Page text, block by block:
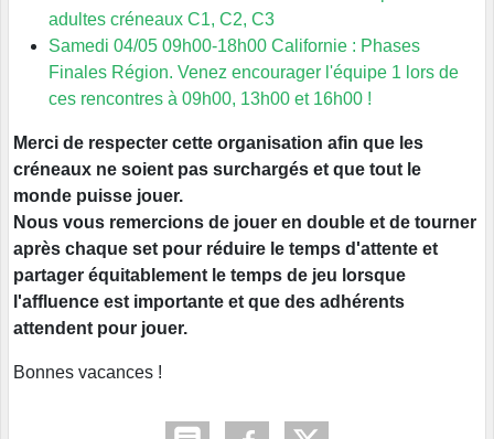
adultes créneaux C1, C2, C3
Samedi 04/05 09h00-18h00 Californie : Phases
Finales Région. Venez encourager l'équipe 1 lors de
ces rencontres à 09h00, 13h00 et 16h00 !
Merci de respecter cette organisation afin que les
créneaux ne soient pas surchargés et que tout le
monde puisse jouer.
Nous vous remercions de jouer en double et de tourner
après chaque set pour réduire le temps d'attente et
partager équitablement le temps de jeu lorsque
l'affluence est importante et que des adhérents
attendent pour jouer.
Bonnes vacances !